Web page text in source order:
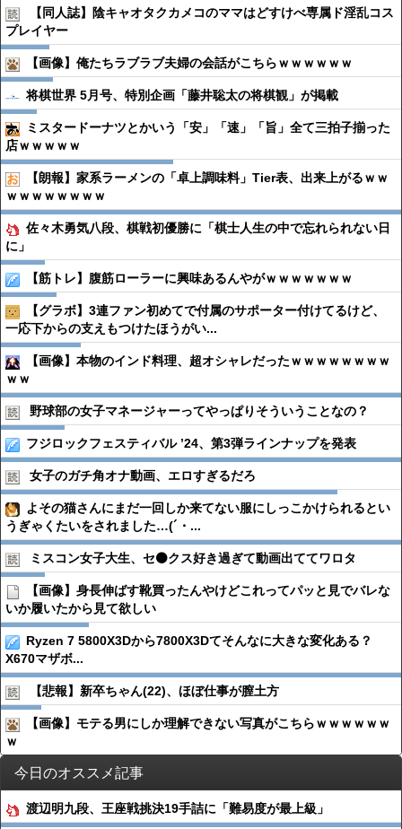
【同人誌】陰キャオタクカメコのママはどすけべ専属ド淫乱コス
プレイヤー
【画像】俺たちラブラブ夫婦の会話がこちらｗｗｗｗｗｗ
将棋世界 5月号、特別企画「藤井聡太の将棋観」が掲載
ミスタードーナツとかいう「安」「速」「旨」全て三拍子揃った
店ｗｗｗｗｗ
【朗報】家系ラーメンの「卓上調味料」Tier表、出来上がるｗｗ
ｗｗｗｗｗｗｗｗ
佐々木勇気八段、棋戦初優勝に「棋士人生の中で忘れられない日
に」
【筋トレ】腹筋ローラーに興味あるんやがｗｗｗｗｗｗｗ
【グラボ】3連ファン初めてで付属のサポーター付けてるけど、
一応下からの支えもつけたほうがい...
【画像】本物のインド料理、超オシャレだったｗｗｗｗｗｗｗｗ
ｗｗ
野球部の女子マネージャーってやっぱりそういうことなの？
フジロックフェスティバル ’24、第3弾ラインナップを発表
女子のガチ角オナ動画、エロすぎるだろ
よその猫さんにまだ一回しか来てない服にしっこかけられるとい
うぎゃくたいをされました…(´・...
ミスコン女子大生、セ⚫️クス好き過ぎて動画出ててワロタ
【画像】身長伸ばす靴買ったんやけどこれってパッと見でバレな
いか履いたから見て欲しい
Ryzen 7 5800X3Dから7800X3Dてそんなに大きな変化ある？
X670マザボ...
【悲報】新卒ちゃん(22)、ほぼ仕事が膣土方
【画像】モテる男にしか理解できない写真がこちらｗｗｗｗｗｗ
ｗ
今日のオススメ記事
渡辺明九段、王座戦挑決19手詰に「難易度が最上級」